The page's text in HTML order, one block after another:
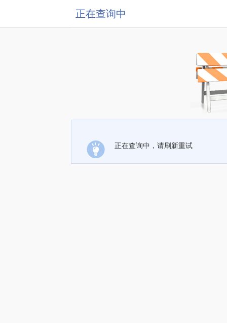
正在查询中
正在查询中，请刷新重试